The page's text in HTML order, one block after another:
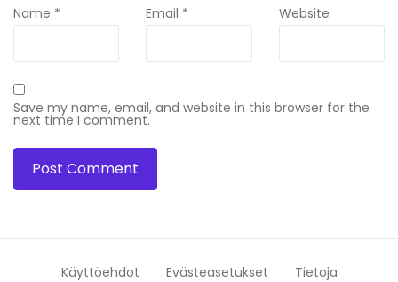
Name * Email * Website
Save my name, email, and website in this browser for the
next time I comment.
Käyttöehdot Evästeasetukset
Tietoja